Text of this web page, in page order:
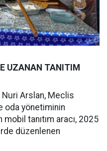
UZANAN TANITIM
Nuri Arslan, Meclis
oda yönetiminin
tanıtım aracı, 2025
düzenlenen